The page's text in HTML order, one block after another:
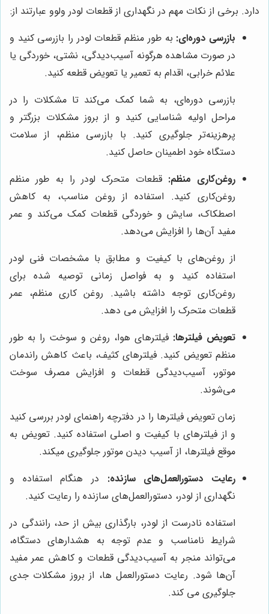
دارد. برخی از نکات مهم در نگهداری از قطعات لودر ولوو عبارتند از:
بازرسی دوره‌ای: به طور منظم قطعات لودر را بازرسی کنید و
در صورت مشاهده هرگونه آسیب‌دیدگی، نشتی، خوردگی یا
علائم خرابی، اقدام به تعمیر یا تعویض قطعه کنید.
بازرسی دوره‌ای، به شما کمک می‌کند تا مشکلات را در
مراحل اولیه شناسایی کنید و از بروز مشکلات بزرگتر و
پرهزینه‌تر جلوگیری کنید. با بازرسی منظم، از سلامت
دستگاه خود اطمینان حاصل کنید.
روغن‌کاری منظم: قطعات متحرک لودر را به طور منظم
روغن‌کاری کنید. استفاده از روغن مناسب، به کاهش
اصطکاک، سایش و خوردگی قطعات کمک می‌کند و عمر
مفید آن‌ها را افزایش می‌دهد.
از روغن‌های با کیفیت و مطابق با مشخصات فنی لودر
استفاده کنید و به فواصل زمانی توصیه شده برای
روغن‌کاری توجه داشته باشید. روغن کاری منظم، عمر
قطعات متحرک را افزایش می دهد.
تعویض فیلترها: فیلترهای هوا، روغن و سوخت را به طور
منظم تعویض کنید. فیلترهای کثیف، باعث کاهش راندمان
موتور، آسیب‌دیدگی قطعات و افزایش مصرف سوخت
می‌شوند.
زمان تعویض فیلترها را در دفترچه راهنمای لودر بررسی کنید
و از فیلترهای با کیفیت و اصلی استفاده کنید. تعویض به
موقع فیلترها، از آسیب دیدن موتور جلوگیری میکند.
رعایت دستورالعمل‌های سازنده: در هنگام استفاده و
نگهداری از لودر، دستورالعمل‌های سازنده را رعایت کنید.
استفاده نادرست از لودر، بارگذاری بیش از حد، رانندگی در
شرایط نامناسب و عدم توجه به هشدارهای دستگاه،
می‌تواند منجر به آسیب‌دیدگی قطعات و کاهش عمر مفید
آن‌ها شود. رعایت دستورالعمل ها، از بروز مشکلات جدی
جلوگیری می کند.